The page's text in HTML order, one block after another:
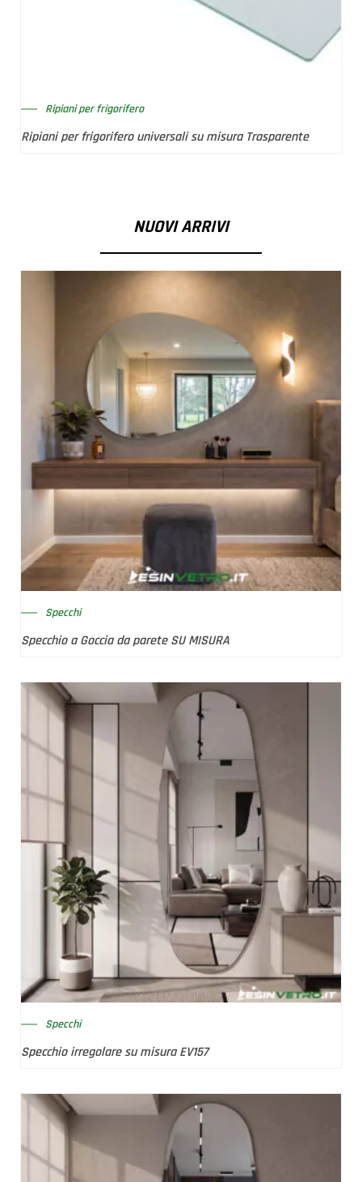
Ripiani per frigorifero
Ripiani per frigorifero universali su misura Trasparente
NUOVI ARRIVI
Specchi
Specchio a Goccia da parete SU MISURA
Specchi
Specchio irregolare su misura EV157